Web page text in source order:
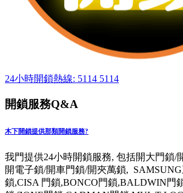
24小時開鎖熱線: 5114 5114
開鎖服務Q&A
木下開鎖提供那類開鎖服務?
我門提供24小時開鎖服務, 包括開大門鎖/
開電子鎖/開車門鎖/開夾萬鎖,
鎖,CISA 門鎖,BONCO門鎖,BALDWIN門